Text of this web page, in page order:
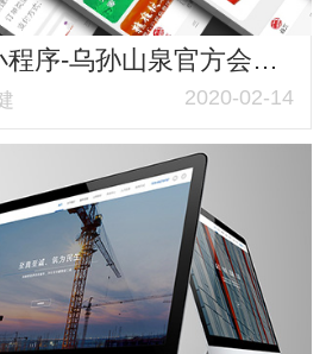
会员分销商城小程序-乌孙山泉官方会员中心 健康好水全民营销新概念
2020-02-14